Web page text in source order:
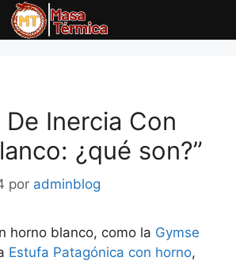
De Inercia Con
¿qué son?”
por adminblog
horno blanco, como la Gymse
Estufa Patagónica con horno,